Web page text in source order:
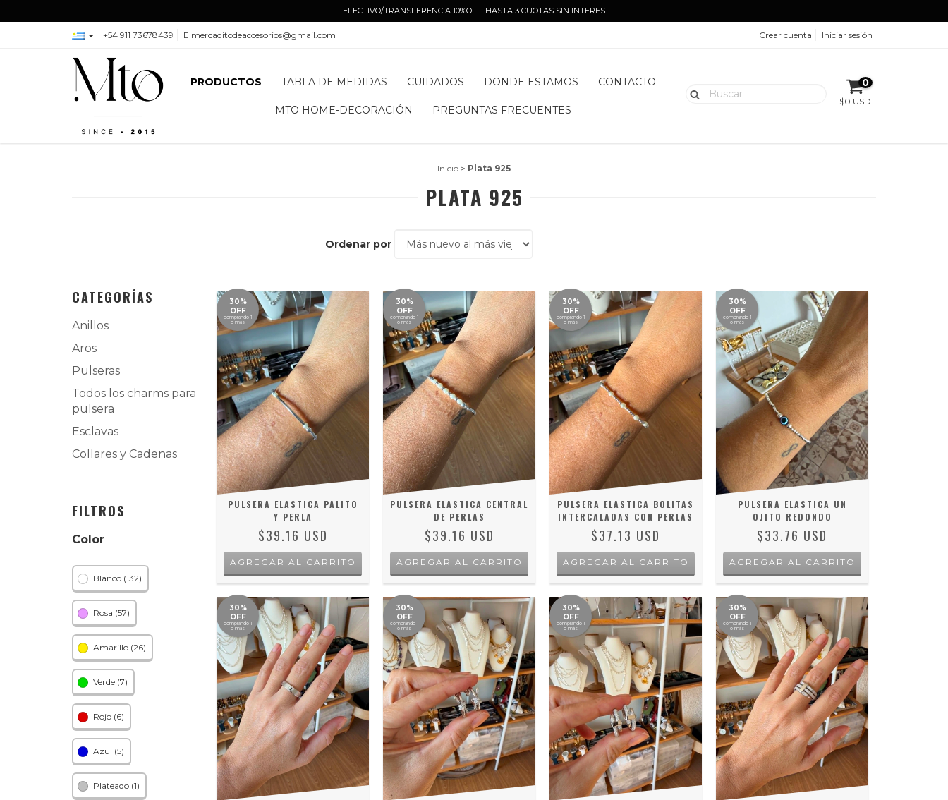
EFECTIVO/TRANSFERENCIA 10%OFF. HASTA 3 CUOTAS SIN INTERES
+54 911 73678439 Elmercaditodeaccesorios@gmail.com Crear cuenta Iniciar sesión
PRODUCTOS TABLA DE MEDIDAS CUIDADOS DONDE ESTAMOS CONTACTO
MTO HOME-DECORACIÓN PREGUNTAS FRECUENTES
0
$0 USD
Inicio > Plata 925
PLATA 925
Ordenar por
CATEGORÍAS
Anillos
Aros
Pulseras
Todos los charms para
pulsera
Esclavas
Collares y Cadenas
FILTROS
Color
Blanco (132)
Rosa (57)
Amarillo (26)
Verde (7)
Rojo (6)
Azul (5)
Plateado (1)
30%
OFF
comprando 1
o más
PULSERA ELASTICA PALITO
Y PERLA
$39.16 USD
30%
OFF
comprando 1
o más
PULSERA ELASTICA CENTRAL
DE PERLAS
$39.16 USD
30%
OFF
comprando 1
o más
PULSERA ELASTICA BOLITAS
INTERCALADAS CON PERLAS
$37.13 USD
30%
OFF
comprando 1
o más
PULSERA ELASTICA UN
OJITO REDONDO
$33.76 USD
30%
OFF
comprando 1
o más
30%
OFF
comprando 1
o más
30%
OFF
comprando 1
o más
30%
OFF
comprando 1
o más